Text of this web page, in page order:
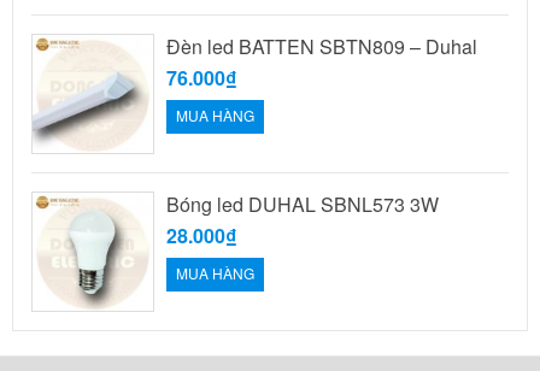
Đèn led BATTEN SBTN809 – Duhal
76.000₫
MUA HÀNG
Bóng led DUHAL SBNL573 3W
28.000₫
MUA HÀNG